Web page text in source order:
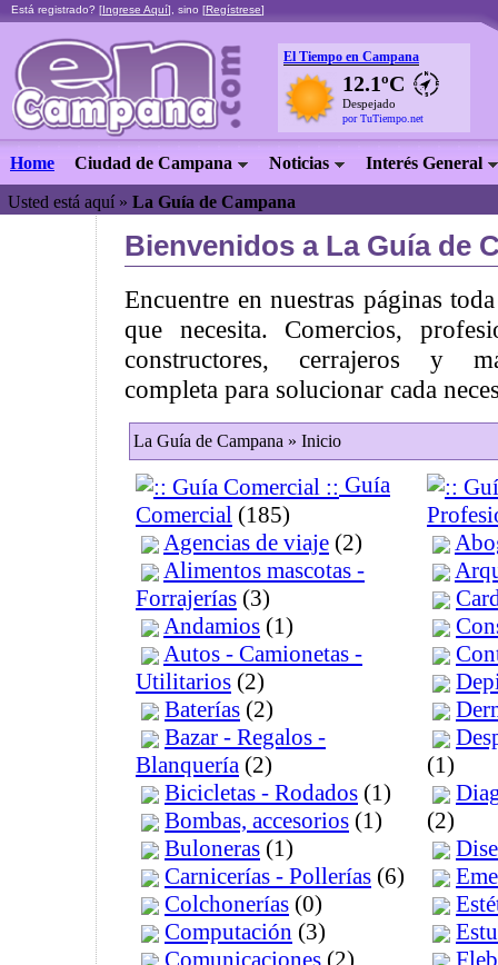
Está registrado? [Ingrese Aquí], sino [Regístrese]
El Tiempo en Campana
12.1ºC
Despejado
por TuTiempo.net
Home Ciudad de Campana Noticias Interés General
Usted está aquí » La Guía de Campana
Bienvenidos a La Guía de
Encuentre en nuestras páginas
que necesita. Comercios,
constructores, cerrajeros y
completa para solucionar cada
La Guía de Campana » Inicio
Guía
Comercial (185)
Agencias de viaje (2)
Alimentos mascotas -
Forrajerías (3)
Andamios (1)
Autos - Camionetas -
Utilitarios (2)
Baterías (2)
Bazar - Regalos -
Blanquería (2)
Bicicletas - Rodados (1)
Bombas, accesorios (1)
Buloneras (1)
Carnicerías - Pollerías (6)
Colchonerías (0)
Computación (3)
Comunicaciones (2)
(1)
(2)